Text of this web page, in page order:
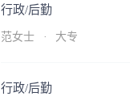
行政/后勤
范女士 · 大专
行政/后勤